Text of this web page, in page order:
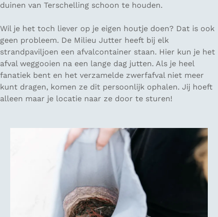
duinen van Terschelling schoon te houden.
Wil je het toch liever op je eigen houtje doen? Dat is ook
geen probleem. De Milieu Jutter heeft bij elk
strandpaviljoen een afvalcontainer staan. Hier kun je het
afval weggooien na een lange dag jutten. Als je heel
fanatiek bent en het verzamelde zwerfafval niet meer
kunt dragen, komen ze dit persoonlijk ophalen. Jij hoeft
alleen maar je locatie naar ze door te sturen!